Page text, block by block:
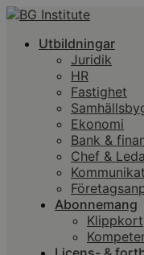
Utbildningar
Juridik
HR
Fastighet
Ekonomi
Bank &
Chef &
Abonnemang
Klippkort